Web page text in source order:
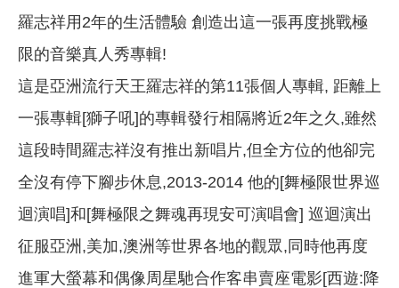
羅志祥用2年的生活體驗 創造出這一張再度挑戰極
限的音樂真人秀專輯!
這是亞洲流行天王羅志祥的第11張個人專輯, 距離上
一張專輯[獅子吼]的專輯發行相隔將近2年之久,雖然
這段時間羅志祥沒有推出新唱片,但全方位的他卻完
全沒有停下腳步休息,2013-2014 他的[舞極限世界巡
迴演唱]和[舞極限之舞魂再現安可演唱會] 巡迴演出
征服亞洲,美加,澳洲等世界各地的觀眾,同時他再度
進軍大螢幕和偶像周星馳合作客串賣座電影[西遊:降